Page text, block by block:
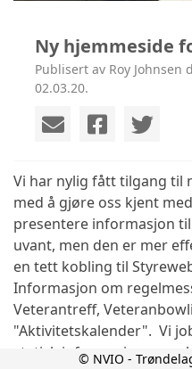
Ny hjemmeside
Publisert av Roy Johnsen
02.03.20.
Vi har nylig fått tilgang til
med å gjøre oss kjent
presentere informasjon
uvant, men den er mer
en tett kobling til
Informasjon om
Veterantreff,
"Aktivitetskalender". Vi
statisk informasjon, men
© NVIO -